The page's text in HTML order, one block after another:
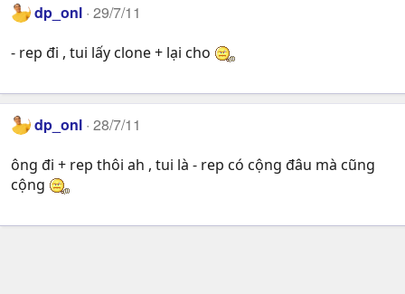
dp_onl 29/7/11
- rep đi , tui lấy clone + lại cho
dp_onl 28/7/11
ông đi + rep thôi ah , tui là - rep có cộng đâu mà cũng
cộng